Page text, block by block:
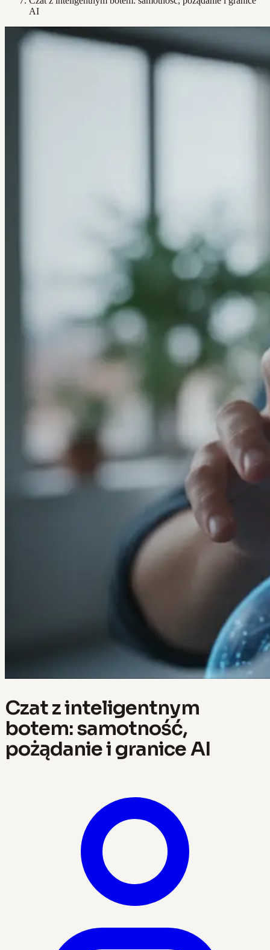
AI
Czat z inteligentnym
botem: samotność,
pożądanie i granice AI